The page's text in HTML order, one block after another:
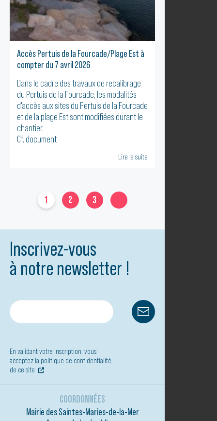
Accès Pertuis de la Fourcade/Plage Est à
compter du 7 avril 2026
Dans le cadre des travaux de recalibrage
du Pertuis de la Fourcade, les modalités
d'accès aux sites du Pertuis de la Fourcade
et de la plage Est sont modifiées durant le
chantier.
Cf. document
Lire la suite
1 2 3
Inscrivez-vous
à notre newsletter !
En validant votre inscription, vous
acceptez la politique de confidentialité
de ce site
COORDONNÉES
Mairie des Saintes-Maries-de-la-Mer